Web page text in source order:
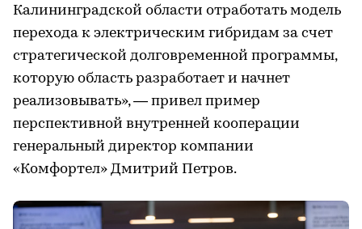
Калининградской области отработать модель
перехода к электрическим гибридам за счет
стратегической долговременной программы,
которую область разработает и начнет
реализовывать», — привел пример
перспективной внутренней кооперации
генеральный директор компании
«Комфортел» Дмитрий Петров.